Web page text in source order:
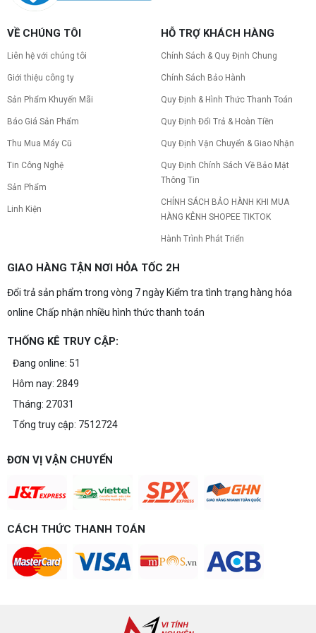
phiên bản 2GB tiêu chuẩn. Cùng khám phá chi tiết
4 mẫu card bị ảnh hưởng, bài toán kinh tế của
NVIDIA và lời khuyên mua sắm dành cho game
thủ vào lúc này!
khủng, đáng xuống tiền
Bạn đang tìm cấu hình build PC gaming 30 triệu
siêu mạnh mẽ? Xem ngay gợi ý những bộ máy
chơi game cấu hình đỉnh cao, đáng xuống tiền.
Build PC gaming 20 triệu: Chiến game,
làm đồ họa thoải mái
để chơi mượt 1080p và 2K? Nguyễn Thắng tư vấn
chơi game của bạn.
Build PC gaming 15 triệu chơi được
game gì? Gợi ý cấu hình dễ nâng cấp
Build PC gaming 15 triệu chơi được game gì? Vi
dễ nâng cấp CPU/VGA sau này, tư vấn miễn phí
Build PC Gaming theo ngân sách từ 10
Build PC gaming theo ngân sách từ 10-40 triệu:
Intel/AMD và tránh sai tương thích. Tư vấn miễn
Mềm Vi Tính Nguyễn Thắng
bão giá
VỀ CHÚNG TÔI
Liên hệ với chúng tôi
Giới thiệu công ty
Sản Phẩm Khuyến Mãi
Báo Giá Sản Phẩm
Thu Mua Máy Cũ
Tin Công Nghệ
Sản Phẩm
Linh Kiện
HỖ TRỢ KHÁCH HÀNG
Chính Sách & Quy Định Chung
Chính Sách Bảo Hành
Quy Định & Hình Thức Thanh Toán
Quy Định Đổi Trả & Hoàn Tiền
Quy Định Vận Chuyển & Giao Nhận
Quy Định Chính Sách Về Bảo Mật
Thông Tin
CHÍNH SÁCH BẢO HÀNH KHI MUA
HÀNG KÊNH SHOPEE TIKTOK
Hành Trình Phát Triển
GIAO HÀNG TẬN NƠI HỎA TỐC 2H
Đổi trả sản phẩm trong vòng 7 ngày Kiểm tra tình trạng hàng hóa
online Chấp nhận nhiều hình thức thanh toán
THỐNG KÊ TRUY CẬP:
Đang online: 51
Hôm nay: 2849
Tháng: 27031
Tổng truy cập: 7512724
ĐƠN VỊ VẬN CHUYỂN
CÁCH THỨC THANH TOÁN